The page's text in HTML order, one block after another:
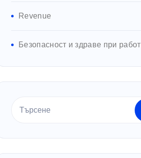
Revenue
Безопасност и здраве при